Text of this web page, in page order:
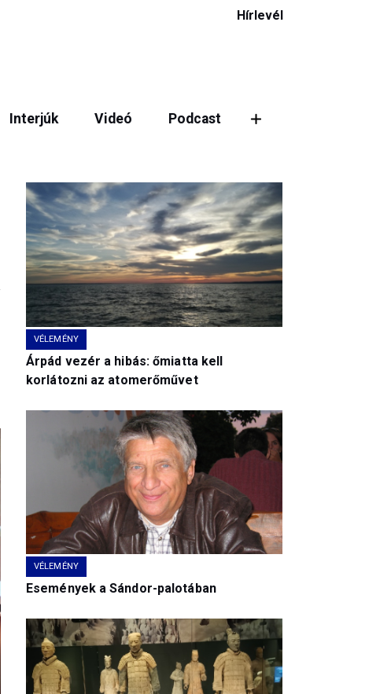
Hírlevél
Interjúk Videó Podcast
Megosztás
VÉLEMÉNY
Árpád vezér a hibás: őmiatta kell
korlátozni az atomerőművet
VÉLEMÉNY
Események a Sándor-palotában